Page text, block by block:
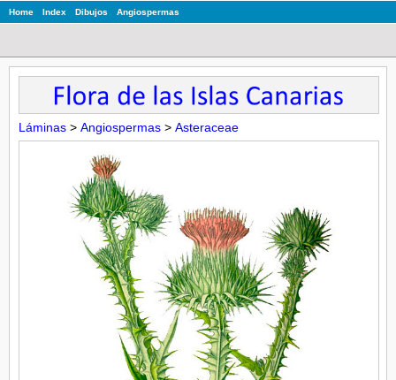
Home Index Dibujos Angiospermas
Láminas > Angiospermas > Asteraceae